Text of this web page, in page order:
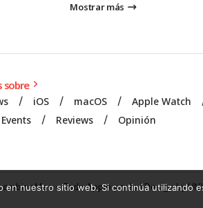
Mostrar más
sobre
iOS macOS Apple Watch
Reviews Opinión
– Todo Apple y más | Design by
en nuestro sitio web. Si continúa utilizando